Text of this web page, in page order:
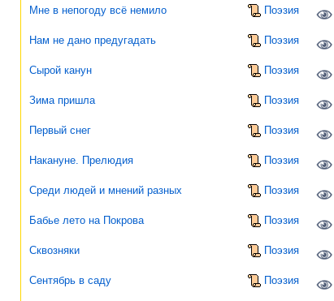
Мне в непогоду всё немило Поэзия
Нам не дано предугадать Поэзия
Сырой канун Поэзия
Зима пришла Поэзия
Первый снег Поэзия
Накануне. Прелюдия Поэзия
Среди людей и мнений разных Поэзия
Бабье лето на Покрова Поэзия
Сквозняки Поэзия
Сентябрь в саду Поэзия